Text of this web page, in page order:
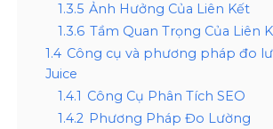
1.3.5 Ảnh Hưởng Của Liên Kết
1.3.6 Tầm Quan Trọng Của Liên
1.4 Công cụ và phương pháp đo
Juice
1.4.1 Công Cụ Phân Tích SEO
1.4.2 Phương Pháp Đo Lường